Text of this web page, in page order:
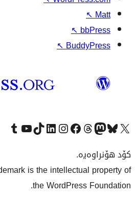
وۆردپرێس
بەکوردی